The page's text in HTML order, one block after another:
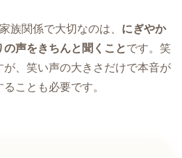
族関係で大切なのは、 にぎやか
声をきちんと聞くことです。笑
、笑い声の大きさだけで本音が
ことも必要です。